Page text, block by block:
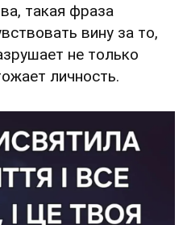
такая фраза
вину за то,
не только
личность.